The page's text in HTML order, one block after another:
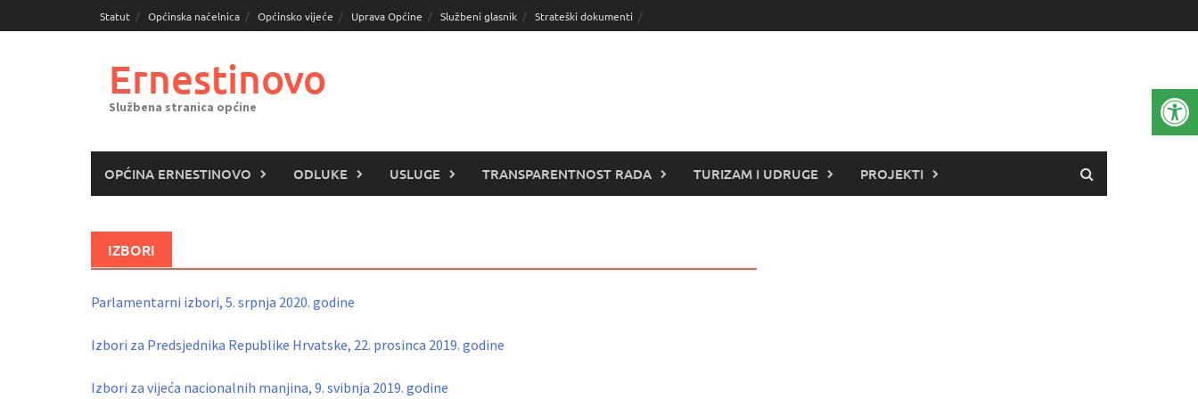
do
Statut Općinska načelnica Općinsko vijeće Uprava Općine Službeni glasnik Strateški dokumenti
Ernestinovo
Službena stranica općine
OPĆINA ERNESTINOVO ODLUKE USLUGE TRANSPARENTNOST RADA TURIZAM I UDRUGE PROJEKTI
IZBORI
Parlamentarni izbori, 5. srpnja 2020. godine
Izbori za Predsjednika Republike Hrvatske, 22. prosinca 2019. godine
Izbori za vijeća nacionalnih manjina, 9. svibnja 2019. godine